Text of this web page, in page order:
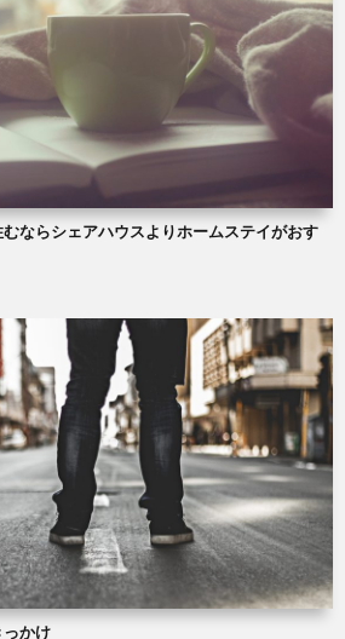
むならシェアハウスよりホームステイがおす
っかけ